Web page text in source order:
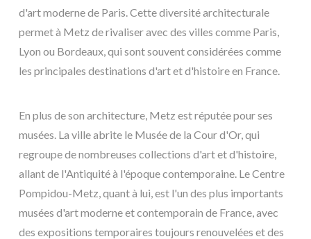
d'art moderne de Paris. Cette diversité architecturale
permet à Metz de rivaliser avec des villes comme Paris,
Lyon ou Bordeaux, qui sont souvent considérées comme
les principales destinations d'art et d'histoire en France.
En plus de son architecture, Metz est réputée pour ses
musées. La ville abrite le Musée de la Cour d'Or, qui
regroupe de nombreuses collections d'art et d'histoire,
allant de l'Antiquité à l'époque contemporaine. Le Centre
Pompidou-Metz, quant à lui, est l'un des plus importants
musées d'art moderne et contemporain de France, avec
des expositions temporaires toujours renouvelées et des